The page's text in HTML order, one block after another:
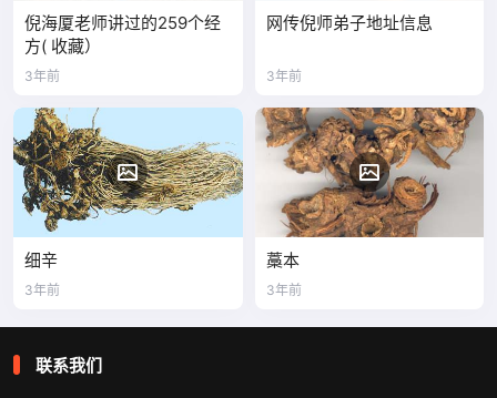
倪海厦老师讲过的259个经
方( 收藏）
3年前
网传倪师弟子地址信息
3年前
细辛
3年前
藁本
3年前
联系我们